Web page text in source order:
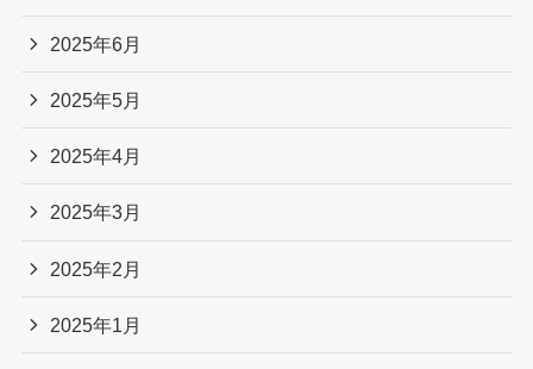
2025年6月
2025年5月
2025年4月
2025年3月
2025年2月
2025年1月